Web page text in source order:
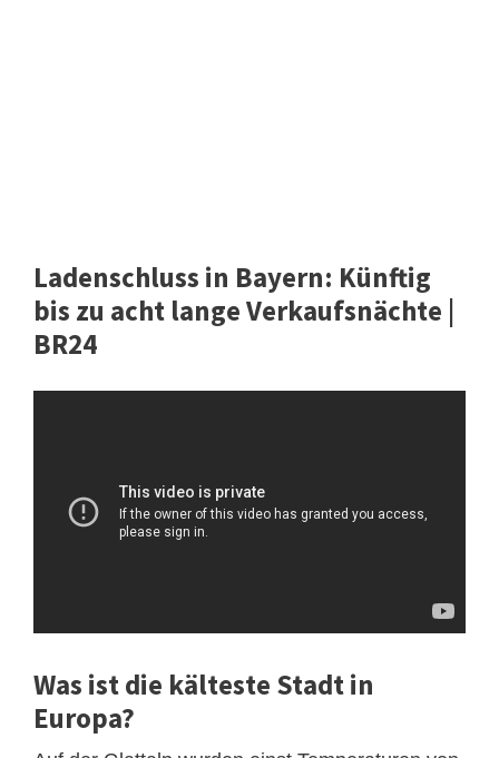
Ladenschluss in Bayern: Künftig
bis zu acht lange Verkaufsnächte |
BR24
Was ist die kälteste Stadt in
Europa?